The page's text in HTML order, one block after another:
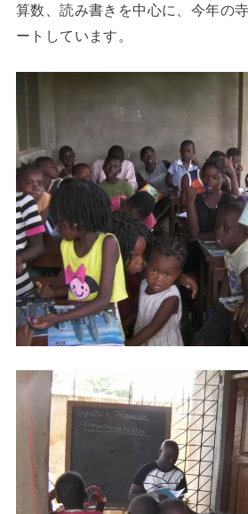
算数、読み書きを中心に、今年の
ートしています。